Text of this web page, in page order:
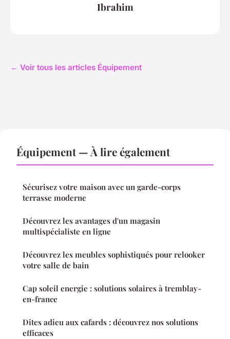
Ibrahim
← Voir tous les articles Équipement
Équipement — À lire également
Sécurisez votre maison avec un garde-corps
terrasse moderne
Découvrez les avantages d'un magasin
multispécialiste en ligne
Découvrez les meubles sophistiqués pour relooker
votre salle de bain
Cap soleil energie : solutions solaires à tremblay-
en-france
Dites adieu aux cafards : découvrez nos solutions
efficaces